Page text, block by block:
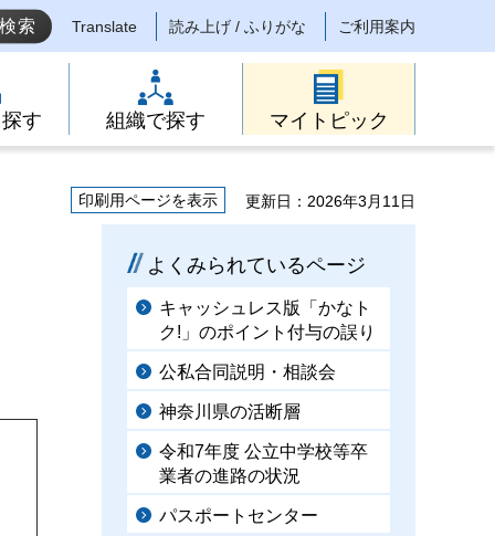
Translate 読み上げ / ふりがな ご利用案内
す 組織で探す マイトピック
印刷用ページを表示
更新日：2026年3月11日
よくみられているページ
キャッシュレス版「かなト
ク!」のポイント付与の誤り
公私合同説明・相談会
神奈川県の活断層
令和7年度 公立中学校等卒
業者の進路の状況
パスポートセンター